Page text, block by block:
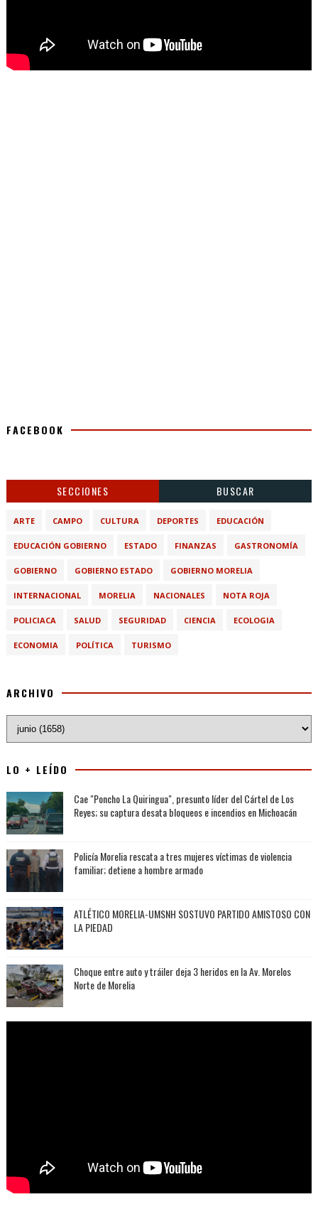
FACEBOOK
SECCIONES BUSCAR
ARTE CAMPO CULTURA DEPORTES EDUCACIÓN
EDUCACIÓN GOBIERNO ESTADO FINANZAS GASTRONOMÍA
GOBIERNO GOBIERNO ESTADO GOBIERNO MORELIA
INTERNACIONAL MORELIA NACIONALES NOTA ROJA
POLICIACA SALUD SEGURIDAD CIENCIA ECOLOGIA
ECONOMIA POLÍTICA TURISMO
ARCHIVO
LO + LEÍDO
Cae "Poncho La Quiringua", presunto líder del Cártel de Los
Reyes; su captura desata bloqueos e incendios en Michoacán
Policía Morelia rescata a tres mujeres víctimas de violencia
familiar; detiene a hombre armado
ATLÉTICO MORELIA-UMSNH SOSTUVO PARTIDO AMISTOSO CON
LA PIEDAD
Choque entre auto y tráiler deja 3 heridos en la Av. Morelos
Norte de Morelia